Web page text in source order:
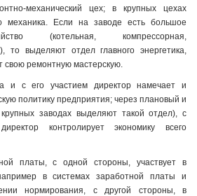
механический цех; в крупных цехах
механика. Если на заводе есть большое
(котельная, компрессорная,
то выделяют отдел главного энергетика,
свою ремонтную мастерскую.
и с его участием директор намечает и
политику предприятия; через плановый и
заводах выделяют такой отдел), с
контролирует экономику всего
платы, с одной стороны, участвует в
в системах заработной платы и
нормирования, с другой стороны, в